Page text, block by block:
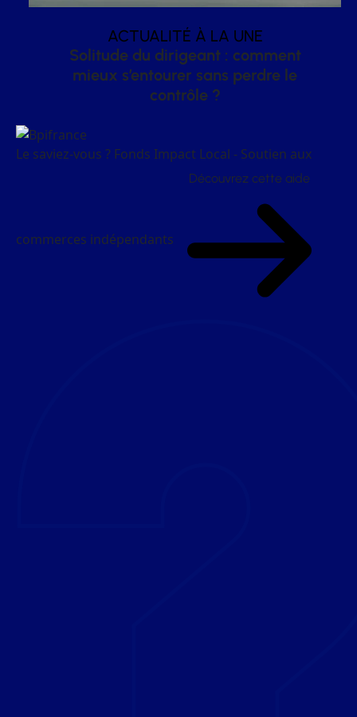
ACTUALITÉ À LA UNE
Solitude du dirigeant : comment
mieux s’entourer sans perdre le
contrôle ?
Le saviez-vous ? Fonds Impact Local - Soutien aux
commerces indépendants
Découvrez cette aide